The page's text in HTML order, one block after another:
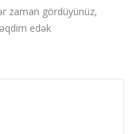
zaman gördüyünüz,
edək